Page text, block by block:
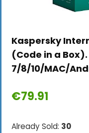
Kaspersky
(Code in a
7/8/10/MAC/
€79.91
Already Sold: 30